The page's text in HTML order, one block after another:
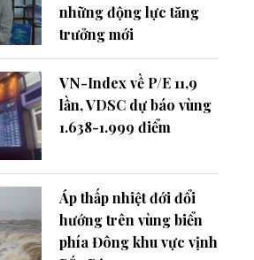
những động lực tăng
trưởng mới
VN-Index về P/E 11,9
lần, VDSC dự báo vùng
1.638-1.999 điểm
Áp thấp nhiệt đới đổi
hướng trên vùng biển
phía Đông khu vực vịnh